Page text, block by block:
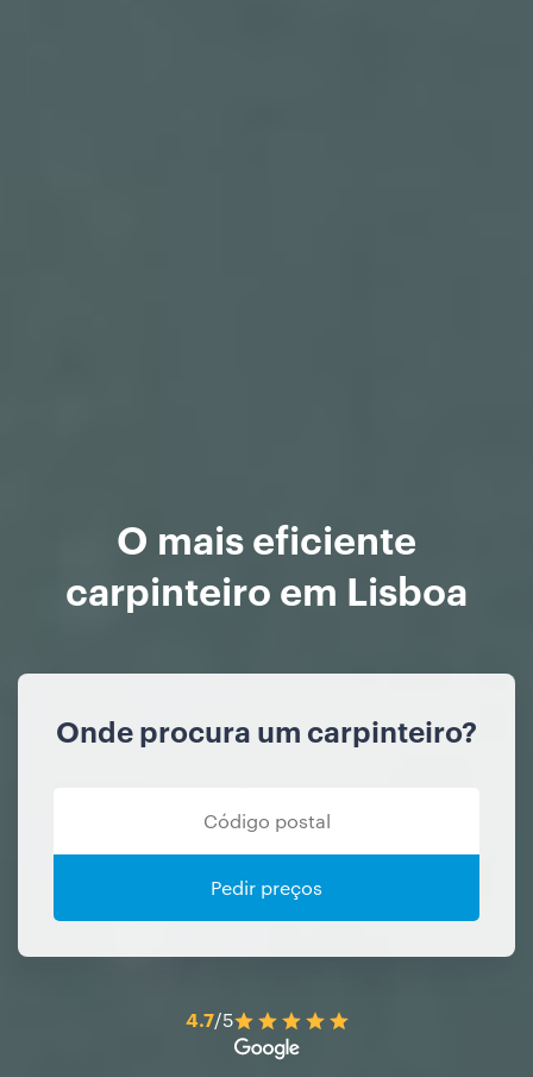
O mais eficiente
carpinteiro em Lisboa
Onde procura um carpinteiro?
Pedir preços
4.7/5